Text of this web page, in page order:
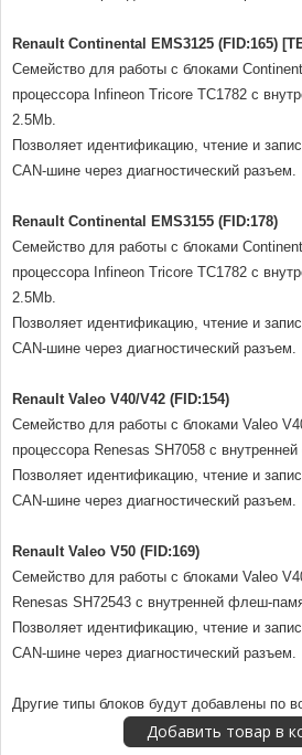
Renault Continental EMS3125 (FID:165)
Семейство для работы с блоками
процессора Infineon Tricore TC1782 с
2.5Mb.
Позволяет идентификацию, чтение и
CAN-шине через диагностический разъем.
Renault Continental EMS3155 (FID:178)
Семейство для работы с блоками
процессора Infineon Tricore TC1782 с
2.5Mb.
Позволяет идентификацию, чтение и
CAN-шине через диагностический разъем.
Renault Valeo V40/V42 (FID:154)
Семейство для работы с блоками Valeo
процессора Renesas SH7058 с
Позволяет идентификацию, чтение и
CAN-шине через диагностический разъем.
Renault Valeo V50 (FID:169)
Семейство для работы с блоками Valeo
Renesas SH72543 с внутренней флеш-
Позволяет идентификацию, чтение и
CAN-шине через диагностический разъем.
Другие типы блоков будут добавлены по